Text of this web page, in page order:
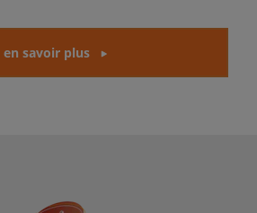
en savoir plus